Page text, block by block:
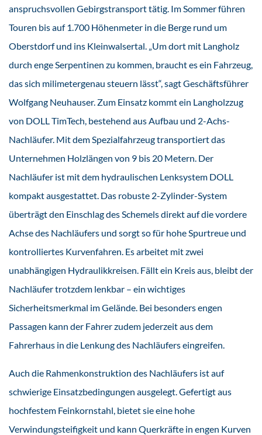
anspruchsvollen Gebirgstransport tätig. Im Sommer führen
Touren bis auf 1.700 Höhenmeter in die Berge rund um
Oberstdorf und ins Kleinwalsertal. „Um dort mit Langholz
durch enge Serpentinen zu kommen, braucht es ein Fahrzeug,
das sich milimetergenau steuern lässt“, sagt Geschäftsführer
Wolfgang Neuhauser. Zum Einsatz kommt ein Langholzzug
von DOLL TimTech, bestehend aus Aufbau und 2-Achs-
Nachläufer. Mit dem Spezialfahrzeug transportiert das
Unternehmen Holzlängen von 9 bis 20 Metern. Der
Nachläufer ist mit dem hydraulischen Lenksystem DOLL
kompakt ausgestattet. Das robuste 2-Zylinder-System
überträgt den Einschlag des Schemels direkt auf die vordere
Achse des Nachläufers und sorgt so für hohe Spurtreue und
kontrolliertes Kurvenfahren. Es arbeitet mit zwei
unabhängigen Hydraulikkreisen. Fällt ein Kreis aus, bleibt der
Nachläufer trotzdem lenkbar – ein wichtiges
Sicherheitsmerkmal im Gelände. Bei besonders engen
Passagen kann der Fahrer zudem jederzeit aus dem
Fahrerhaus in die Lenkung des Nachläufers eingreifen.
Auch die Rahmenkonstruktion des Nachläufers ist auf
schwierige Einsatzbedingungen ausgelegt. Gefertigt aus
hochfestem Feinkornstahl, bietet sie eine hohe
Verwindungsteifigkeit und kann Querkräfte in engen Kurven